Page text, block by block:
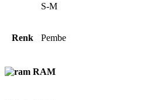
S-M
Renk Pembe
RAM